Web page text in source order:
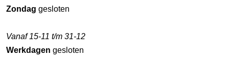
Zondag gesloten
Vanaf 15-11 t/m 31-12
Werkdagen gesloten